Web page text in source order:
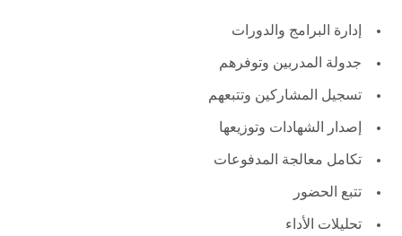
إدارة البرامج والدورات
جدولة المدربين وتوفرهم
تسجيل المشاركين وتتبعهم
إصدار الشهادات وتوزيعها
تكامل معالجة المدفوعات
تتبع الحضور
تحليلات الأداء